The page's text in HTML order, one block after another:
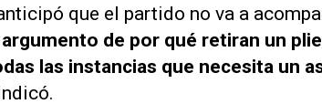
que el partido no va a
de por qué retiran un
las instancias que necesita un